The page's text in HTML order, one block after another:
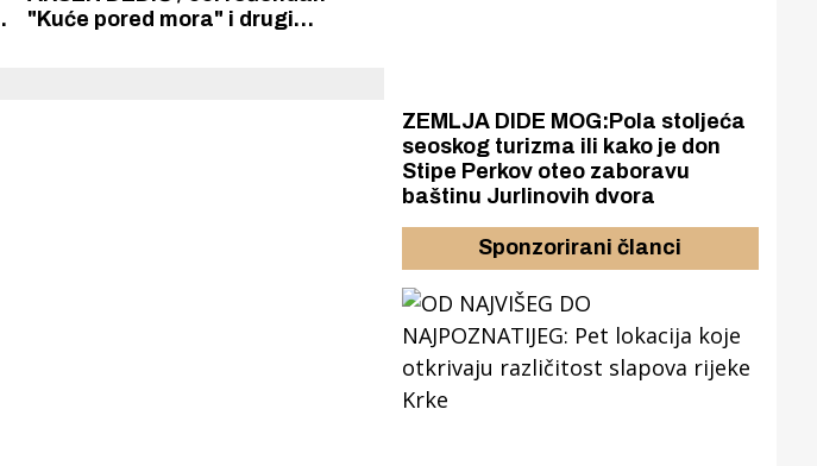
"Kuće pored mora" i drugi
ZEMLJA DIDE MOG:Pola stoljeća
seoskog turizma ili kako je don
Stipe Perkov oteo zaboravu
baštinu Jurlinovih dvora
Sponzorirani članci